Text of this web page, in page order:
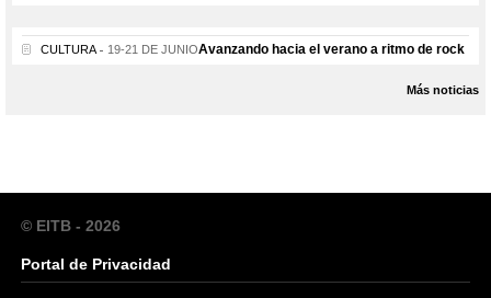
CULTURA 19-21 DE JUNIOAvanzando hacia el verano a ritmo de rock
Más noticias
© EITB - 2026
Portal de Privacidad